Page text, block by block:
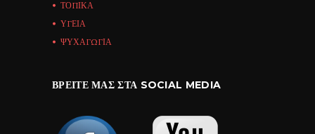
ΤΟΠΙΚΑ
ΥΓΕΙΑ
ΨΥΧΑΓΩΓΙΑ
ΒΡΕΊΤΕ ΜΑΣ ΣΤΑ SOCIAL MEDIA